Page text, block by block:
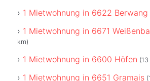
1 Mietwohnung in 6622 Berwang
1 Mietwohnung in 6671
km)
1 Mietwohnung in 6600 Höfen
1 Mietwohnung in 6651 Gramais